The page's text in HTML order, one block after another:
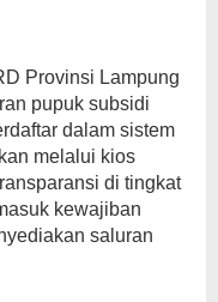
Provinsi Lampung
pupuk subsidi
dalam sistem
melalui kios
di tingkat
kewajiban
saluran